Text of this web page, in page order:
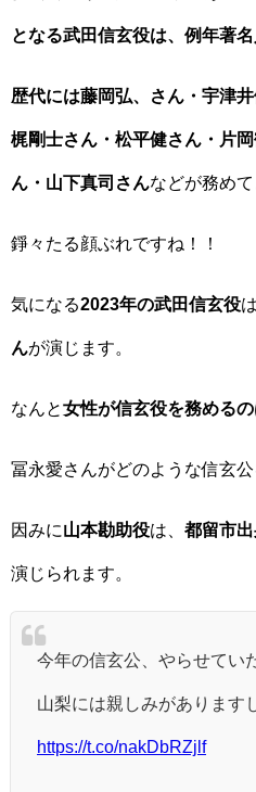
となる武田信玄役は、例年著名
歴代には藤岡弘、さん・宇津
梶剛士さん・松平健さん・片
ん・山下真司さんなどが務めて
錚々たる顔ぶれですね！！
気になる2023年の武田信玄役
んが演じます。
なんと女性が信玄役を務めるの
冨永愛さんがどのような信玄
因みに山本勘助役は、 都留市
演じられます。
今年の信玄公、やらせてい
山梨には親しみがあります
https://t.co/nakDbRZjlf